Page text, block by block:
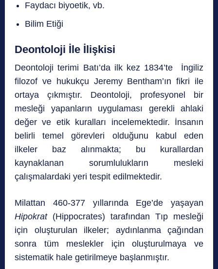
Faydacı biyoetik, vb.
Bilim Etiği
Deontoloji İle İlişkisi
Deontoloji terimi Batı’da ilk kez 1834’te İngiliz
filozof ve hukukçu Jeremy Bentham’ın fikri ile
ortaya çıkmıştır. Deontoloji, profesyonel bir
mesleği yapanların uygulaması gerekli ahlaki
değer ve etik kuralları incelemektedir. İnsanın
belirli temel görevleri olduğunu kabul eden
ilkeler baz alınmakta; bu kurallardan
kaynaklanan sorumlulukların mesleki
çalışmalardaki yeri tespit edilmektedir.
Milattan 460-377 yıllarında Ege’de yaşayan
Hipokrat(Hippocrates) tarafından Tıp mesleği
için oluşturulan ilkeler; aydınlanma çağından
sonra tüm meslekler için oluşturulmaya ve
sistematik hale getirilmeye başlanmıştır.